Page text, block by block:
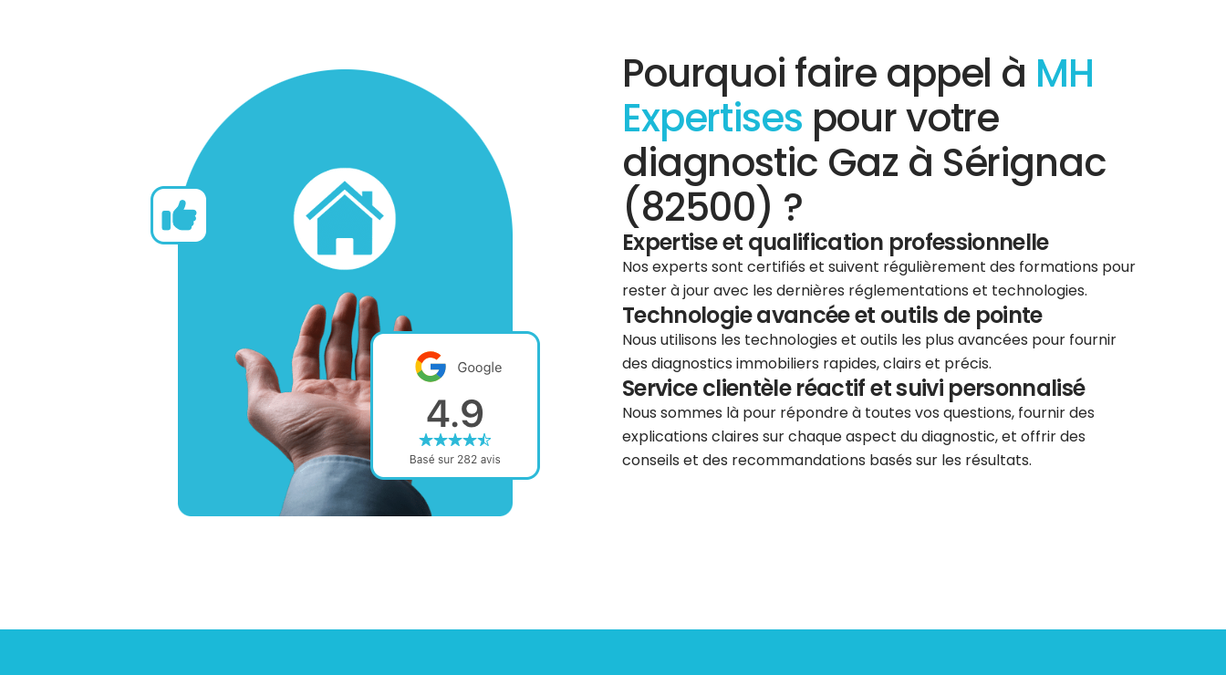
Pourquoi faire appel à MH
Expertises pour votre
diagnostic Gaz à Sérignac
(82500) ?
Expertise et qualification professionnelle
Nos experts sont certifiés et suivent régulièrement des formations pour
rester à jour avec les dernières réglementations et technologies.
Technologie avancée et outils de pointe
Nous utilisons les technologies et outils les plus avancées pour fournir
des diagnostics immobiliers rapides, clairs et précis.
Service clientèle réactif et suivi personnalisé
Nous sommes là pour répondre à toutes vos questions, fournir des
explications claires sur chaque aspect du diagnostic, et offrir des
conseils et des recommandations basés sur les résultats.